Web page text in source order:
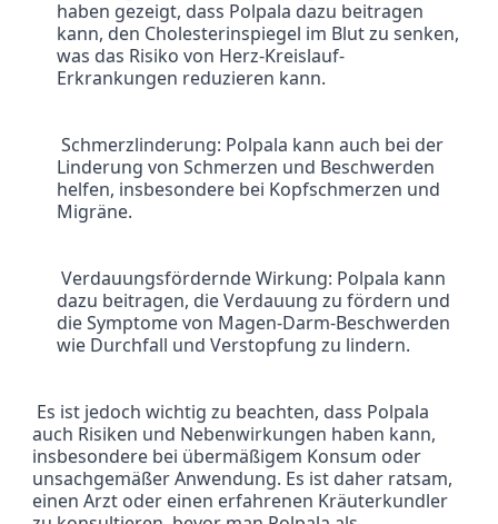
haben gezeigt, dass Polpala dazu beitragen
kann, den Cholesterinspiegel im Blut zu senken,
was das Risiko von Herz-Kreislauf-
Erkrankungen reduzieren kann.
Schmerzlinderung: Polpala kann auch bei der
Linderung von Schmerzen und Beschwerden
helfen, insbesondere bei Kopfschmerzen und
Migräne.
Verdauungsfördernde Wirkung: Polpala kann
dazu beitragen, die Verdauung zu fördern und
die Symptome von Magen-Darm-Beschwerden
wie Durchfall und Verstopfung zu lindern.
auch Risiken und Nebenwirkungen haben kann,
insbesondere bei übermäßigem Konsum oder
unsachgemäßer Anwendung. Es ist daher ratsam,
einen Arzt oder einen erfahrenen Kräuterkundler